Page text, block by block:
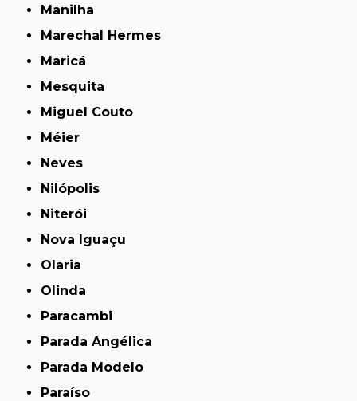
Manilha
Marechal Hermes
Maricá
Mesquita
Miguel Couto
Méier
Neves
Nilópolis
Niterói
Nova Iguaçu
Olaria
Olinda
Paracambi
Parada Angélica
Parada Modelo
Paraíso